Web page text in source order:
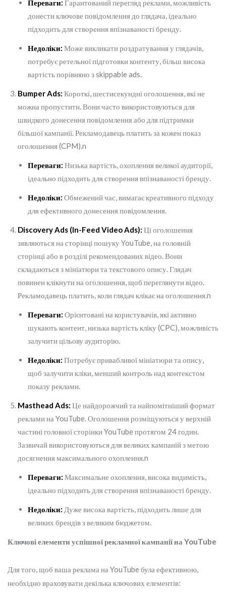
Переваги: Гарантований перегляд реклами, можливість
донести ключове повідомлення до глядача, ідеально
підходить для створення впізнаваності бренду.
Недоліки: Може викликати роздратування у глядачів,
потребує ретельної підготовки контенту, більш висока
вартість порівняно з skippable ads.
Bumper Ads: Короткі, шестисекундні оголошення, які не
можна пропустити. Вони часто використовуються для
швидкого донесення повідомлення або для підтримки
більшої кампанії. Рекламодавець платить за кожен показ
оголошення (CPM).n
Переваги: Низька вартість, охоплення великої аудиторії,
ідеально підходить для створення впізнаваності бренду.
Недоліки: Обмежений час, вимагає креативного підходу
для ефективного донесення повідомлення.
Discovery Ads (In-Feed Video Ads): Ці оголошення
зявляються на сторінці пошуку YouTube, на головній
сторінці або в розділі рекомендованих відео. Вони
складаються з мініатюри та текстового опису. Глядач
повинен клікнути на оголошення, щоб переглянути відео.
Рекламодавець платить, коли глядач клікає на оголошення.n
Переваги: Орієнтовані на користувачів, які активно
шукають контент, низька вартість кліку (CPC), можливість
залучити цільову аудиторію.
Недоліки: Потребує привабливої мініатюри та опису,
щоб залучити кліки, менший контроль над контекстом
показу реклами.
Masthead Ads: Це найдорожчий та найпомітніший формат
реклами на YouTube. Оголошення розміщуються у верхній
частині головної сторінки YouTube протягом 24 годин.
Зазвичай використовуються для великих кампаній з метою
досягнення максимального охоплення.n
Переваги: Максимальне охоплення, висока видимість,
ідеально підходить для створення впізнаваності бренду.
Недоліки: Дуже висока вартість, підходить лише для
великих брендів з великим бюджетом.
Ключові елементи успішної рекламної кампанії на YouTube
Для того, щоб ваша реклама на YouTube була ефективною,
необхідно враховувати декілька ключових елементів: